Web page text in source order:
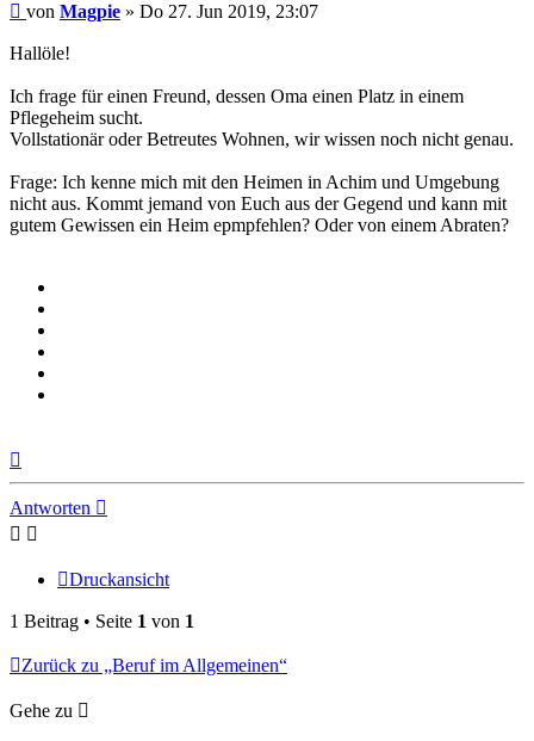
Beitrag
von Magpie » Do 27. Jun 2019, 23:07
Hallöle!
Ich frage für einen Freund, dessen Oma einen Platz in einem
Pflegeheim sucht.
Vollstationär oder Betreutes Wohnen, wir wissen noch nicht genau.
Frage: Ich kenne mich mit den Heimen in Achim und Umgebung
nicht aus. Kommt jemand von Euch aus der Gegend und kann mit
gutem Gewissen ein Heim epmpfehlen? Oder von einem Abraten?
Antworten
Druckansicht
1 Beitrag • Seite 1 von 1
Zurück zu „Beruf im Allgemeinen“
Gehe zu